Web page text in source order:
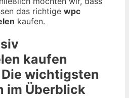
das richtige wpc
kaufen.
kaufen
wichtigsten
im Überblick